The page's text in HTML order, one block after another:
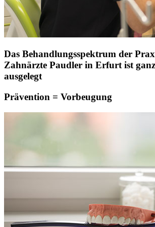
Das Behandlungsspektrum der
Zahnärzte Paudler in Erfurt ist
ausgelegt
Prävention = Vorbeugung